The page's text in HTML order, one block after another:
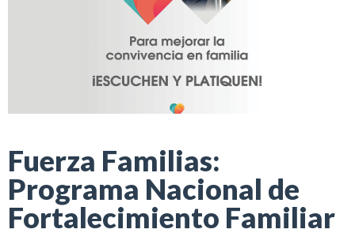
Fuerza Familias:
Programa Nacional de
Fortalecimiento Familiar